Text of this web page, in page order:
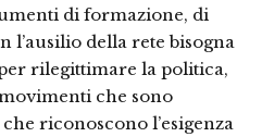
di formazione, di
l’ausilio della rete bisogna
rilegittimare la politica,
che sono
riconoscono l’esigenza